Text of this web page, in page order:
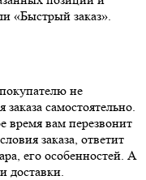
«Быстрый заказ».
не
самостоятельно.
время вам перезвонит
заказа, ответит
его особенностей. А
доставки.